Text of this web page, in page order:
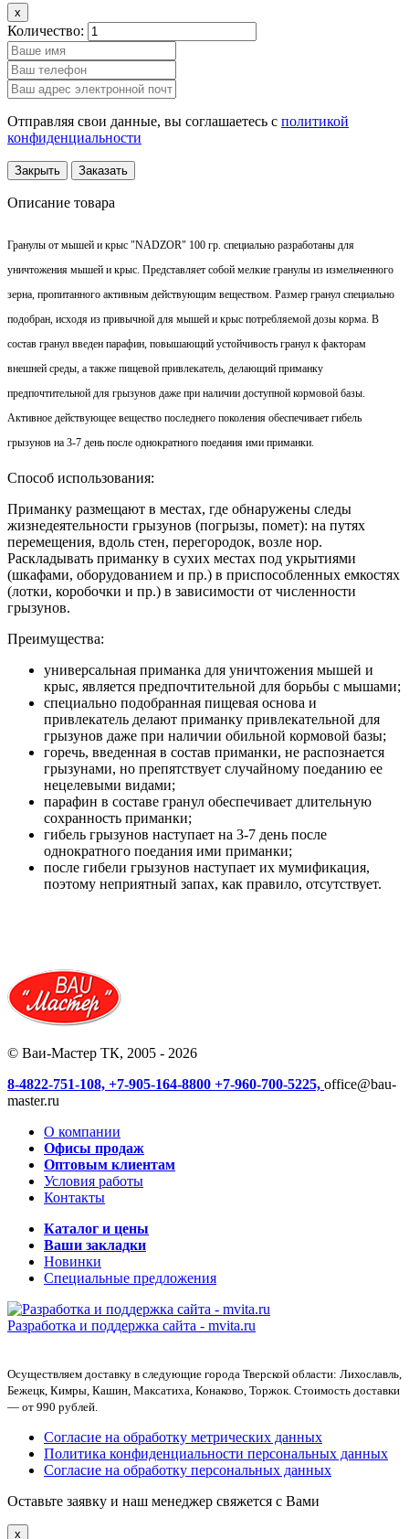
x
Количество:
Отправляя свои данные, вы соглашаетесь с политикой
конфиденциальности
Закрыть Заказать
Описание товара
Гранулы от мышей и крыс "NADZOR" 100 гр. специально разработаны для
уничтожения мышей и крыс. Представляет собой мелкие гранулы из измельченного
зерна, пропитанного активным действующим веществом. Размер гранул специально
подобран, исходя из привычной для мышей и крыс потребляемой дозы корма. В
состав гранул введен парафин, повышающий устойчивость гранул к факторам
внешней среды, а также пищевой привлекатель, делающий приманку
предпочтительной для грызунов даже при наличии доступной кормовой базы.
Активное действующее вещество последнего поколения обеспечивает гибель
грызунов на 3-7 день после однократного поедания ими приманки.
Способ использования:
Приманку размещают в местах, где обнаружены следы
жизнедеятельности грызунов (погрызы, помет): на путях
перемещения, вдоль стен, перегородок, возле нор.
Раскладывать приманку в сухих местах под укрытиями
(шкафами, оборудованием и пр.) в приспособленных емкостях
(лотки, коробочки и пр.) в зависимости от численности
грызунов.
Преимущества:
универсальная приманка для уничтожения мышей и
крыс, является предпочтительной для борьбы с мышами;
специально подобранная пищевая основа и
привлекатель делают приманку привлекательной для
грызунов даже при наличии обильной кормовой базы;
горечь, введенная в состав приманки, не распознается
грызунами, но препятствует случайному поеданию ее
нецелевыми видами;
парафин в составе гранул обеспечивает длительную
сохранность приманки;
гибель грызунов наступает на 3-7 день после
однократного поедания ими приманки;
после гибели грызунов наступает их мумификация,
поэтому неприятный запах, как правило, отсутствует.
© Ваи-Мастер ТК, 2005 - 2026
8-4822-751-108, +7-905-164-8800 +7-960-700-5225, office@bau-
master.ru
О компании
Офисы продаж
Оптовым клиентам
Условия работы
Контакты
Каталог и цены
Ваши закладки
Новинки
Специальные предложения
Разработка и поддержка сайта - mvita.ru
Осуществляем доставку в следующие города Тверской области: Лихославль,
Бежецк, Кимры, Кашин, Максатиха, Конаково, Торжок. Стоимость доставки
— от 990 рублей.
Согласие на обработку метрических данных
Политика конфиденциальности персональных данных
Согласие на обработку персональных данных
Оставьте заявку и наш менеджер свяжется с Вами
x